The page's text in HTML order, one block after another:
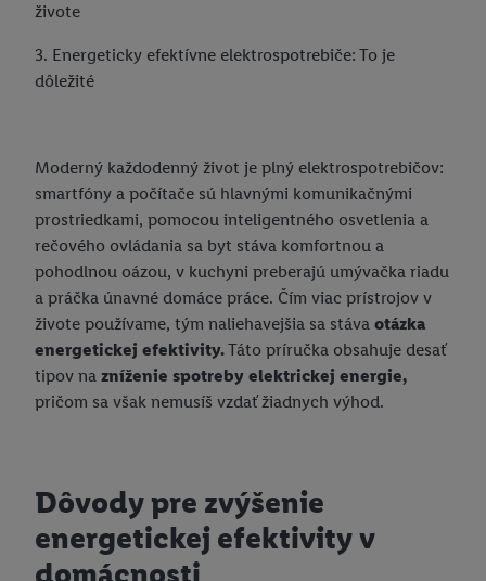
Možnosť kontroly naskenovaného tovaru
živote
3. Energeticky efektívne elektrospotrebiče: To je
dôležité
Moderný každodenný život je plný elektrospotrebičov:
smartfóny a počítače sú hlavnými komunikačnými
prostriedkami, pomocou inteligentného osvetlenia a
rečového ovládania sa byt stáva komfortnou a
pohodlnou oázou, v kuchyni preberajú umývačka riadu
a práčka únavné domáce práce. Čím viac prístrojov v
živote používame, tým naliehavejšia sa stáva otázka
energetickej efektivity.Táto príručka obsahuje desať
tipov na zníženie spotreby elektrickej energie,
pričom sa však nemusíš vzdať žiadnych výhod.
Dôvody pre zvýšenie
energetickej efektivity v
domácnosti